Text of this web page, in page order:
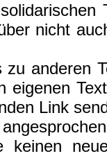
nicht
zu anderen
eigenen
Link
keinen